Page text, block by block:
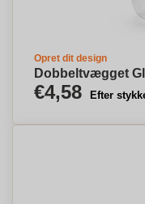
Opret dit design
Dobbeltvægget
€4,58 Efter